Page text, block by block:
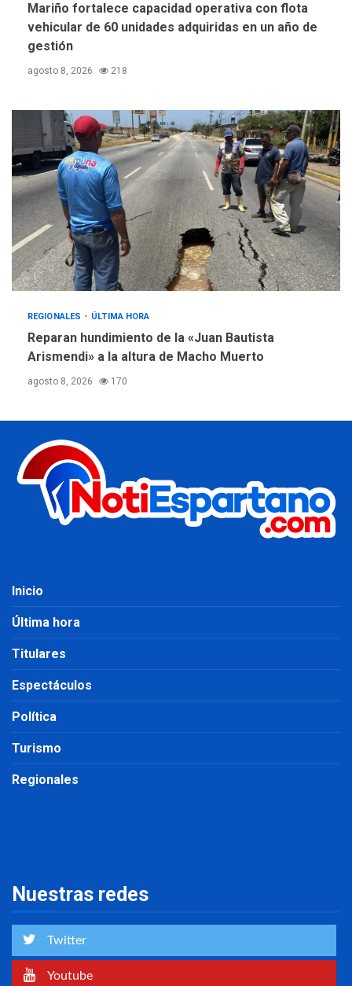
Mariño fortalece capacidad operativa con flota
vehicular de 60 unidades adquiridas en un año de
gestión
agosto 8, 2026 218
REGIONALES ÚLTIMA HORA
Reparan hundimiento de la «Juan Bautista
Arismendi» a la altura de Macho Muerto
agosto 8, 2026 170
Inicio
Última hora
Titulares
Espectáculos
Política
Turismo
Regionales
Nuestras redes
Twitter
Youtube